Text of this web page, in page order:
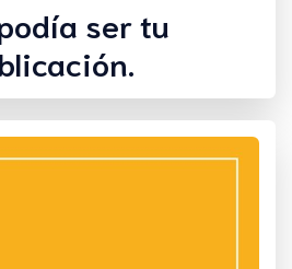
ser tu